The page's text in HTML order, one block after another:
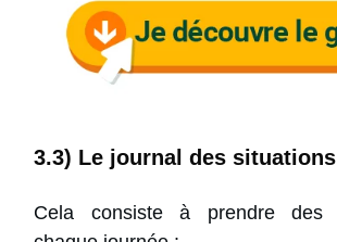
3.3) Le journal des situations
Cela consiste à prendre des